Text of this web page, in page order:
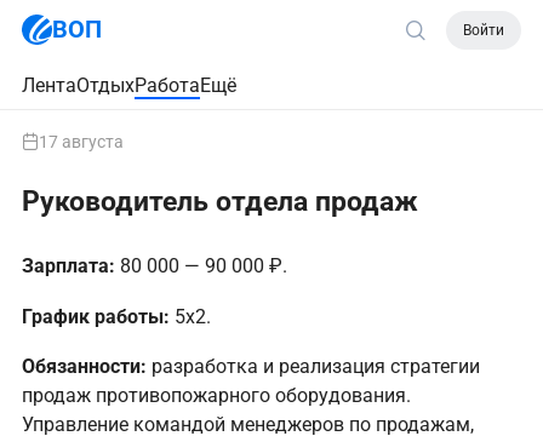
ВОП Войти
ЛентаОтдыхРаботаЕщё
17 августа
Руководитель отдела продаж
Зарплата: 80 000 — 90 000 ₽.
График работы: 5х2.
Обязанности: разработка и реализация стратегии
продаж противопожарного оборудования.
Управление командой менеджеров по продажам,